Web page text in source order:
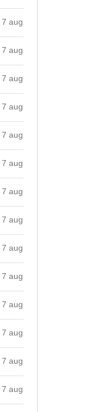
7 aug
7 aug
7 aug
7 aug
7 aug
7 aug
7 aug
7 aug
7 aug
7 aug
7 aug
7 aug
7 aug
7 aug